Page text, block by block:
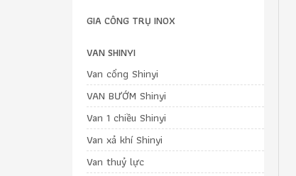
GIA CÔNG TRỤ INOX
VAN SHINYI
Van cổng Shinyi
VAN BƯỚM Shinyi
Van 1 chiều Shinyi
Van xả khí Shinyi
Van thuỷ lực